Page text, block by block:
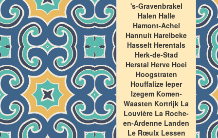
's-Gravenbrakel
Halen Halle
Hamont-Achel
Hannuit Harelbeke
Hasselt Herentals
Herk-de-Stad
Herstal Herve Hoei
Hoogstraten
Houffalize Ieper
Izegem Komen-
Waasten Kortrijk La
Louvière La Roche-
en-Ardenne Landen
Le Rœulx Lessen